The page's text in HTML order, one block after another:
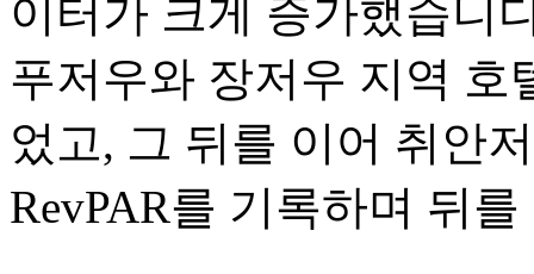
이터가 크게 증가했습니
푸저우와 장저우 지역 호
었고, 그 뒤를 이어 취안
RevPAR를 기록하며 뒤